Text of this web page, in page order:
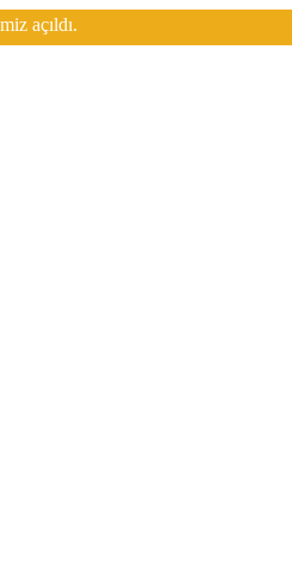
açıldı.